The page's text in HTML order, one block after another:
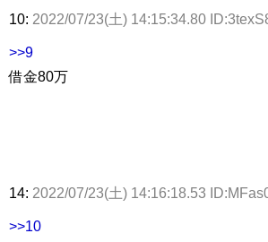
10: 2022/07/23(土) 14:15:34.80
>>9
借金80万
14: 2022/07/23(土) 14:16:18.53
>>10